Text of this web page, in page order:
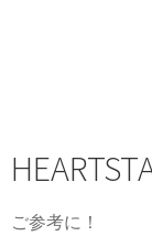
ご参考に！